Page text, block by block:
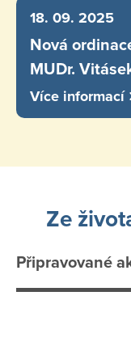
18. 09. 2025
Nová
MUDr.
Více informací
Ze
Připravované